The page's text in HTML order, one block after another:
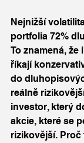
Nejnižší
portfolia 72%
To znamená,
říkají
do
reálně
investor, který
akcie, které se
rizikovější. Proč